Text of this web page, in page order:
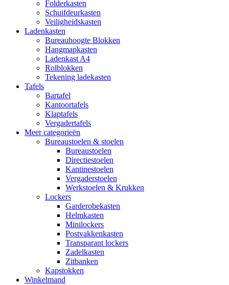
Folderkasten
Schuifdeurkasten
Veiligheidskasten
Ladenkasten
Bureauhoogte Blokken
Hangmapkasten
Ladenkast A4
Rolblokken
Tekening ladekasten
Tafels
Bartafel
Kantoortafels
Klaptafels
Vergadertafels
Meer categorieën
Bureaustoelen & stoelen
Bureaustoelen
Directiestoelen
Kantinestoelen
Vergaderstoelen
Werkstoelen & Krukken
Lockers
Garderobekasten
Helmkasten
Minilockers
Postvakkenkasten
Transparant lockers
Zadelkasten
Zitbanken
Kapstokken
Winkelmand